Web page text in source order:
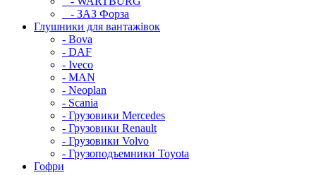
- ЗАЗ Форза
Глушники для вантажівок
- Bova
- DAF
- Iveco
- MAN
- Neoplan
- Scania
- Грузовики Mercedes
- Грузовики Renault
- Грузовики Volvo
- Грузоподъемники Toyota
Гофри